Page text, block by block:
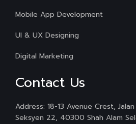
Mobile App Development
UI & UX Designing
Digital Marketing
Contact Us
Address: 18-13 Avenue Crest,
Seksyen 22, 40300 Shah Alam